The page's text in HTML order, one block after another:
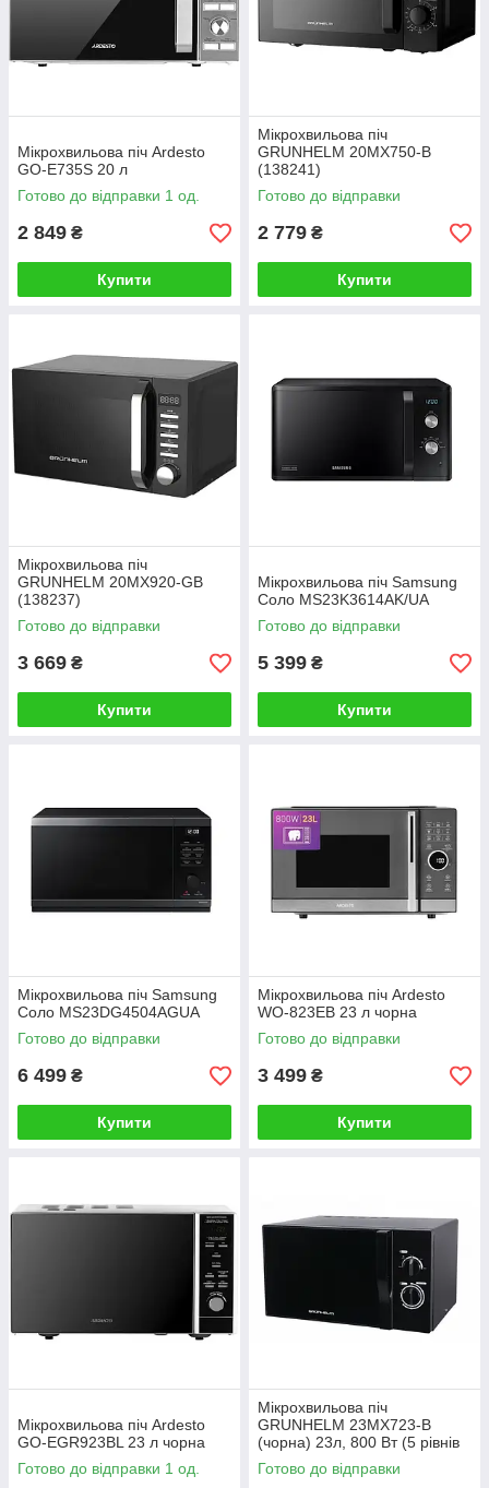
Мiкрохвильова пiч Ardesto
GO-E735S 20 л
Готово до відправки 1 од.
2 849 ₴
Купити
Мікрохвильова піч
GRUNHELM 20MX750-B
(138241)
Готово до відправки
2 779 ₴
Купити
Мікрохвильова піч
GRUNHELM 20MX920-GB
(138237)
Готово до відправки
3 669 ₴
Купити
Мікрохвильова піч Samsung
Соло MS23K3614AK/UA
Готово до відправки
5 399 ₴
Купити
Мікрохвильова піч Samsung
Соло MS23DG4504AGUA
Готово до відправки
6 499 ₴
Купити
Мікрохвильова піч Ardesto
WO-823EB 23 л чорна
Готово до відправки
3 499 ₴
Купити
Мікрохвильова піч Ardesto
GO-EGR923BL 23 л чорна
Готово до відправки 1 од.
Мікрохвильова піч
GRUNHELM 23MX723-B
(чорна) 23л, 800 Вт (5 рівнів
потужності), механічна
Готово до відправки